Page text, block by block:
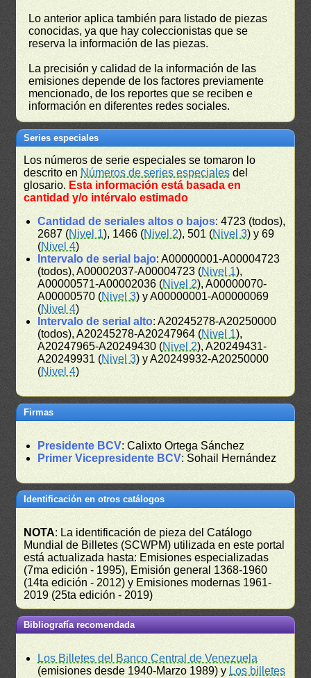
Lo anterior aplica también para listado de piezas
conocidas, ya que hay coleccionistas que se
reserva la información de las piezas.
La precisión y calidad de la información de las
emisiones depende de los factores previamente
mencionado, de los reportes que se reciben e
información en diferentes redes sociales.
Series especiales
Los números de serie especiales se tomaron lo
descrito en Números de series especiales del
glosario. Esta información está basada en
cantidad y/o intérvalo estimado
Cantidad de seriales altos o bajos: 4723 (todos),
2687 (Nivel 1), 1466 (Nivel 2), 501 (Nivel 3) y 69
(Nivel 4)
Intervalo de serial bajo: A00000001-A00004723
(todos), A00002037-A00004723 (Nivel 1),
A00000571-A00002036 (Nivel 2), A00000070-
A00000570 (Nivel 3) y A00000001-A00000069
(Nivel 4)
Intervalo de serial alto: A20245278-A20250000
(todos), A20245278-A20247964 (Nivel 1),
A20247965-A20249430 (Nivel 2), A20249431-
A20249931 (Nivel 3) y A20249932-A20250000
(Nivel 4)
Firmas
Presidente BCV: Calixto Ortega Sánchez
Primer Vicepresidente BCV: Sohail Hernández
Identificación en otros catálogos
NOTA: La identificación de pieza del Catálogo
Mundial de Billetes (SCWPM) utilizada en este portal
está actualizada hasta: Emisiones especializadas
(7ma edición - 1995), Emisión general 1368-1960
(14ta edición - 2012) y Emisiones modernas 1961-
2019 (25ta edición - 2019)
Bibliografía recomendada
Los Billetes del Banco Central de Venezuela
(emisiones desde 1940-Marzo 1989) y Los billetes